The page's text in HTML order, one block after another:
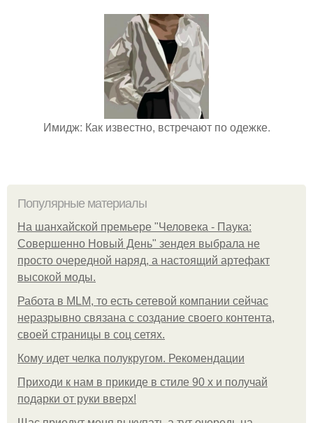
Имидж: Как известно, встречают по одежке.
Популярные материалы
На шанхайской премьере "Человека - Паука:
Совершенно Новый День" зендея выбрала не
просто очередной наряд, а настоящий артефакт
высокой моды.
Работа в MLM, то есть сетевой компании сейчас
неразрывно связана с создание своего контента,
своей страницы в соц сетях.
Кому идет челка полукругом. Рекомендации
Приходи к нам в прикиде в стиле 90 х и получай
подарки от руки вверх!